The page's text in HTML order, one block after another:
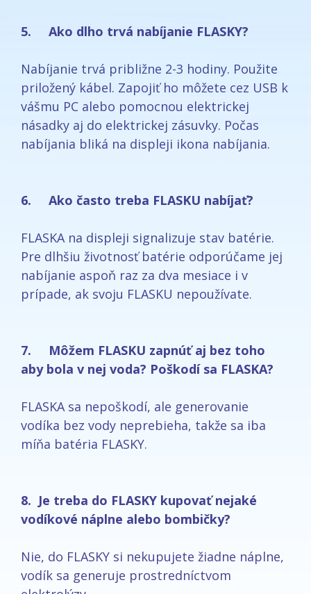
5. Ako dlho trvá nabíjanie FLASKY?
Nabíjanie trvá približne 2-3 hodiny. Použite
priložený kábel. Zapojiť ho môžete cez USB k
vášmu PC alebo pomocnou elektrickej
násadky aj do elektrickej zásuvky. Počas
nabíjania bliká na displeji ikona nabíjania.
6. Ako často treba FLASKU nabíjať?
FLASKA na displeji signalizuje stav batérie.
Pre dlhšiu životnosť batérie odporúčame jej
nabíjanie aspoň raz za dva mesiace i v
prípade, ak svoju FLASKU nepoužívate.
7. Môžem FLASKU zapnúť aj bez toho
aby bola v nej voda? Poškodí sa FLASKA?
FLASKA sa nepoškodí, ale generovanie
vodíka bez vody neprebieha, takže sa iba
míňa batéria FLASKY.
8. Je treba do FLASKY kupovať nejaké
vodíkové náplne alebo bombičky?
Nie, do FLASKY si nekupujete žiadne náplne,
vodík sa generuje prostredníctvom